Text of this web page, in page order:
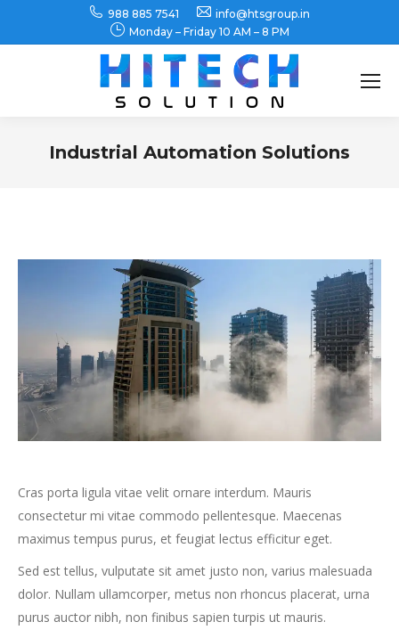
988 885 7541
info@htsgroup.in
Monday – Friday 10 AM – 8 PM
Industrial Automation Solutions
Cras porta ligula vitae velit ornare interdum. Mauris
consectetur mi vitae commodo pellentesque. Maecenas
maximus tempus purus, et feugiat lectus efficitur eget.
Sed est tellus, vulputate sit amet justo non, varius malesuada
dolor. Nullam ullamcorper, metus non rhoncus placerat, urna
purus auctor nibh, non finibus sapien turpis ut mauris.